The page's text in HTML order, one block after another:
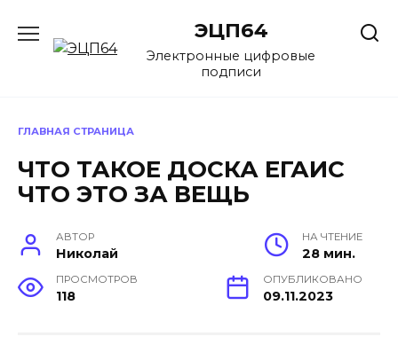
содержанию
ЭЦП64
Электронные цифровые
подписи
ГЛАВНАЯ СТРАНИЦА
ЧТО ТАКОЕ ДОСКА ЕГАИС
ЧТО ЭТО ЗА ВЕЩЬ
АВТОР
Николай
НА ЧТЕНИЕ
28 мин.
ПРОСМОТРОВ
118
ОПУБЛИКОВАНО
09.11.2023